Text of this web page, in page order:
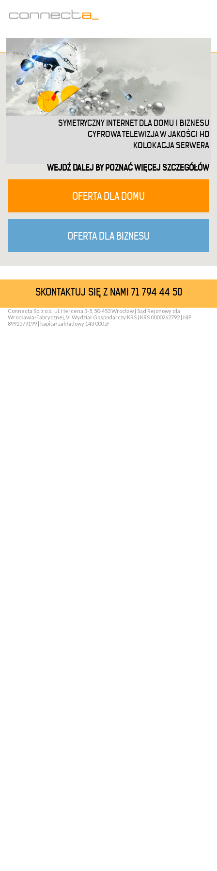
SYMETRYCZNY INTERNET DLA DOMU I BIZNESU
CYFROWA TELEWIZJA W JAKOŚCI HD
KOLOKACJA SERWERA
WEJDŹ DALEJ BY POZNAĆ WIĘCEJ SZCZEGÓŁÓW
OFERTA DLA DOMU
OFERTA DLA BIZNESU
SKONTAKTUJ SIĘ Z NAMI 71 794 44 50
Connecta Sp. z o.o., ul. Hercena 3-5, 50-453 Wrocław | Sąd Rejonowy dla
Wrocławia-Fabrycznej, VI Wydział Gospodarczy KRS | KRS 0000262792 | NIP
8992579199 | kapitał zakładowy 143 000 zł